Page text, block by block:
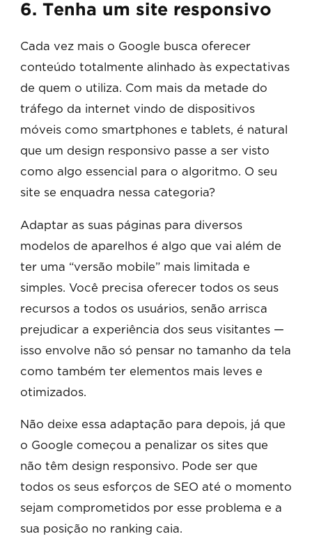
6. Tenha um site responsivo
Cada vez mais o Google busca oferecer
conteúdo totalmente alinhado às expectativas
de quem o utiliza. Com mais da metade do
tráfego da internet vindo de dispositivos
móveis como smartphones e tablets, é natural
que um design responsivo passe a ser visto
como algo essencial para o algoritmo. O seu
site se enquadra nessa categoria?
Adaptar as suas páginas para diversos
modelos de aparelhos é algo que vai além de
ter uma “versão mobile” mais limitada e
simples. Você precisa oferecer todos os seus
recursos a todos os usuários, senão arrisca
prejudicar a experiência dos seus visitantes —
isso envolve não só pensar no tamanho da tela
como também ter elementos mais leves e
otimizados.
Não deixe essa adaptação para depois, já que
o Google começou a penalizar os sites que
não têm design responsivo. Pode ser que
todos os seus esforços de SEO até o momento
sejam comprometidos por esse problema e a
sua posição no ranking caia.